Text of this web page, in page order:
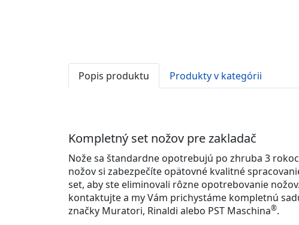
Popis produktu Produkty v kategórii
Kompletný set nožov pre zakladač
Nože sa štandardne opotrebujú po zhruba 3
nožov si zabezpečíte opätovné kvalitné
set, aby ste eliminovali rôzne opotrebovanie
kontaktujte a my Vám prichystáme kompletnú
značky Muratori, Rinaldi alebo PST Maschina®.